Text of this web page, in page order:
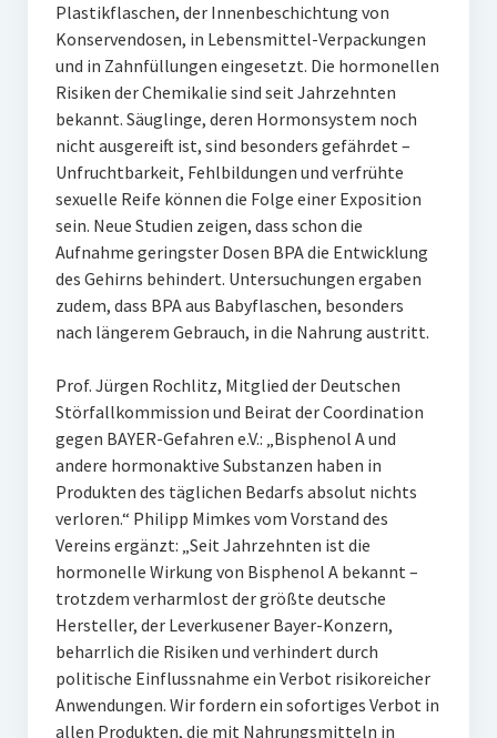
Plastikflaschen, der Innenbeschichtung von
Konservendosen, in Lebensmittel-Verpackungen
und in Zahnfüllungen eingesetzt. Die hormonellen
Risiken der Chemikalie sind seit Jahrzehnten
bekannt. Säuglinge, deren Hormonsystem noch
nicht ausgereift ist, sind besonders gefährdet –
Unfruchtbarkeit, Fehlbildungen und verfrühte
sexuelle Reife können die Folge einer Exposition
sein. Neue Studien zeigen, dass schon die
Aufnahme geringster Dosen BPA die Entwicklung
des Gehirns behindert. Untersuchungen ergaben
zudem, dass BPA aus Babyflaschen, besonders
nach längerem Gebrauch, in die Nahrung austritt.
Prof. Jürgen Rochlitz, Mitglied der Deutschen
Störfallkommission und Beirat der Coordination
gegen BAYER-Gefahren e.V.: „Bisphenol A und
andere hormonaktive Substanzen haben in
Produkten des täglichen Bedarfs absolut nichts
verloren.“ Philipp Mimkes vom Vorstand des
Vereins ergänzt: „Seit Jahrzehnten ist die
hormonelle Wirkung von Bisphenol A bekannt –
trotzdem verharmlost der größte deutsche
Hersteller, der Leverkusener Bayer-Konzern,
beharrlich die Risiken und verhindert durch
politische Einflussnahme ein Verbot risikoreicher
Anwendungen. Wir fordern ein sofortiges Verbot in
allen Produkten, die mit Nahrungsmitteln in